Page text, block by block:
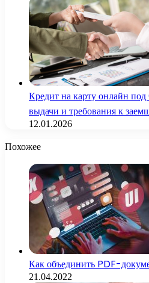
Кредит на карту онлайн
выдачи и требования к
12.01.2026
Похожее
Как объединить PDF-
21.04.2022